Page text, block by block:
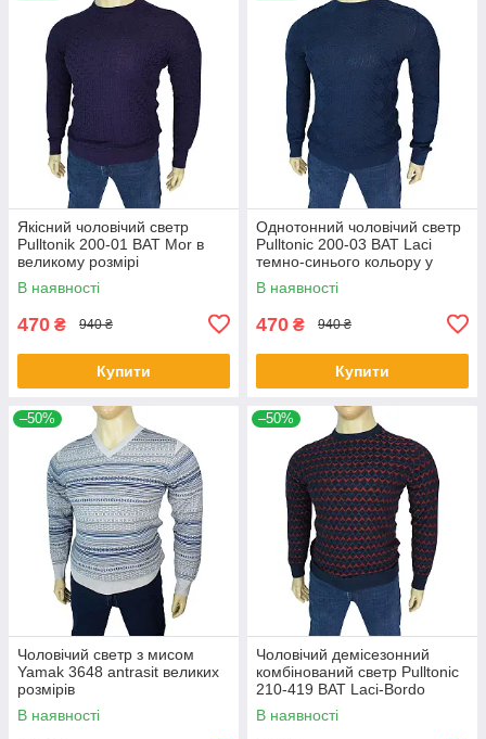
Якісний чоловічий светр
Pulltonik 200-01 BAT Mor в
великому розмірі
В наявності
470 ₴ 940 ₴
Купити
Однотонний чоловічий светр
Pulltonic 200-03 BAT Laci
темно-синього кольору у
великому розмірі
В наявності
470 ₴ 940 ₴
Купити
–50%
Чоловічий светр з мисом
Yamak 3648 antrasit великих
розмірів
В наявності
–50%
Чоловічий демісезонний
комбінований светр Pulltonic
210-419 BAT Laci-Bordo
великого розміру
В наявності